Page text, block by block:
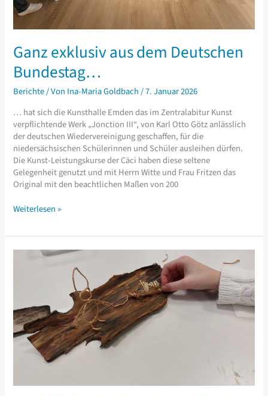
Ganz exklusiv aus dem Deutschen
Bundestag…
Berichte/ Von Ina-Maria Goldbach/7. Januar 2026
… hat sich die Kunsthalle Emden das im Zentralabitur Kunst
verpflichtende Werk „Jonction III“, von Karl Otto Götz anlässlich
der deutschen Wiedervereinigung geschaffen, für die
niedersächsischen Schülerinnen und Schüler ausleihen dürfen.
Die Kunst-Leistungskurse der Cäci haben diese seltene
Gelegenheit genutzt und mit Herrn Witte und Frau Fritzen das
Original mit den beachtlichen Maßen von 200
Ganz
aus
Deutschen
Weiterlesen »